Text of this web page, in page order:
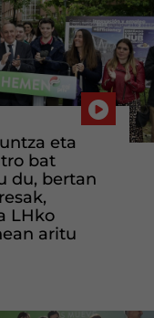
eta
bat
du, bertan
LHko
aritu